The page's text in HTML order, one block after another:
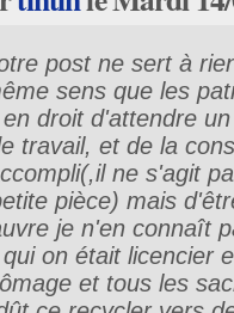
post ne sert à
sens que les
droit d'attendre
travail, et de la
ne s'agit
pièce) mais
je n'en connaît
on était licencier
et tous les